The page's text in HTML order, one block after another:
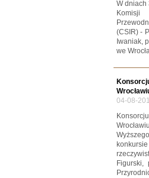
W dniach
Komisji
(CSIR) -
Iwaniak,
we
04-08-
Figurski,